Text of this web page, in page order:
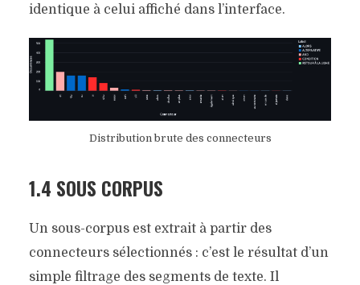
identique à celui affiché dans l’interface.
Distribution brute des connecteurs
1.4 SOUS CORPUS
Un sous-corpus est extrait à partir des
connecteurs sélectionnés : c’est le résultat d’un
simple filtrage des segments de texte. Il